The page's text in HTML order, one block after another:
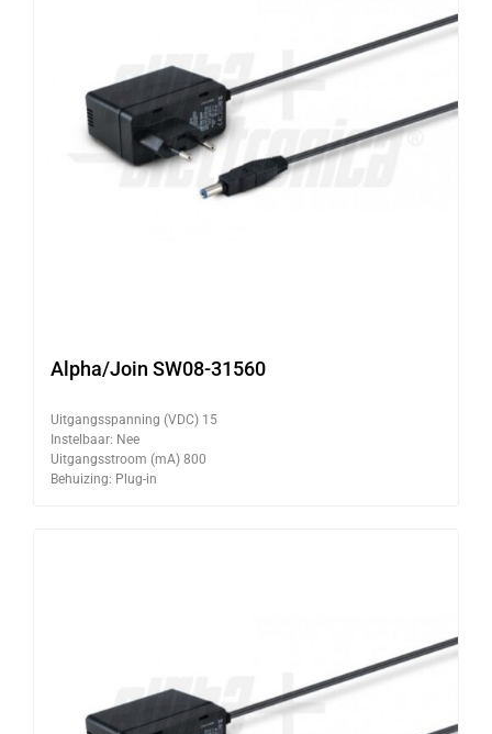
Alpha/Join SW08-31560
Uitgangsspanning (VDC) 15
Instelbaar: Nee
Uitgangsstroom (mA) 800
Behuizing: Plug-in